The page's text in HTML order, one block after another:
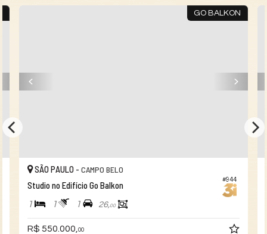
GO BALKON
#944
SÃO PAULO - CAMPO BELO
Studio no Edifício Go Balkon
1 1 1 26,00
R$ 550.000, 00